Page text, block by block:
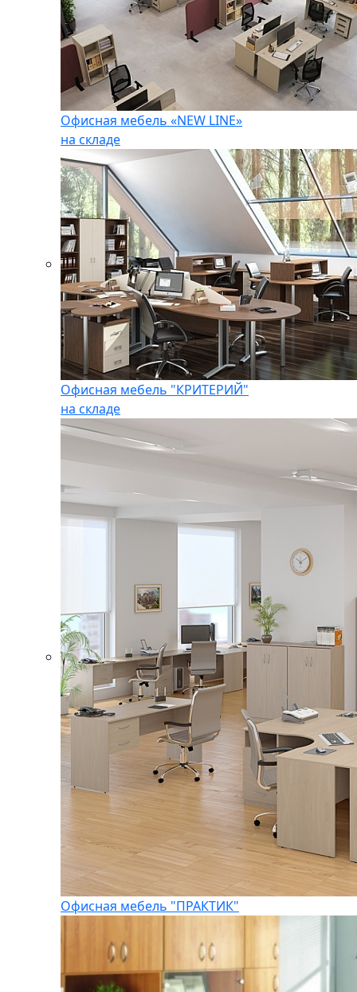
Офисная мебель «NEW LINE»
на складе
Офисная мебель "КРИТЕРИЙ"
на складе
Офисная мебель "ПРАКТИК"